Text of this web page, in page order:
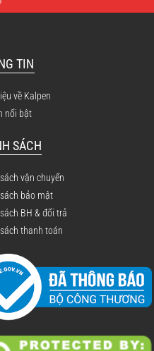
TIN
về Kalpen
nổi bật
SÁCH
vận chuyển
bảo mật
BH & đổi trả
thanh toán